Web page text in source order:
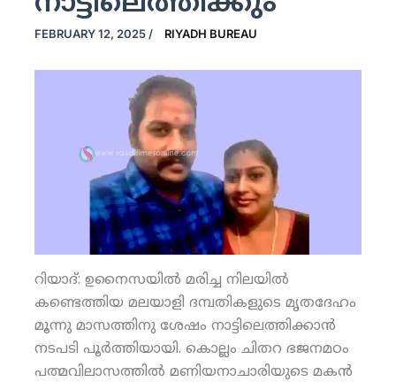
FEBRUARY 12, 2025 / RIYADH BUREAU
റിയാദ്: ഉനൈസയില്‍ മരിച്ച നിലയില്‍
കണ്ടെത്തിയ മലയാളി ദമ്പതികളുടെ മൃതദേഹം
മൂന്നു മാസത്തിനു ശേഷം നാട്ടിലെത്തിക്കാന്‍
നടപടി പൂര്‍ത്തിയായി. കൊല്ലം ചിതറ ഭജനമഠം
പത്മവിലാസത്തില്‍ മണിയനാചാരിയുടെ മകന്‍